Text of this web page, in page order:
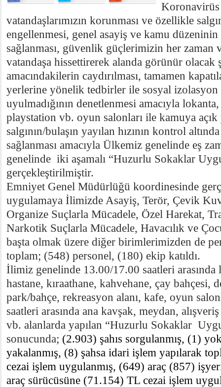
Koronavirüs
vatandaşlarımızın korunması ve özellikle
engellenmesi, genel asayiş ve kamu düzeninin
sağlanması, güvenlik güçlerimizin her zaman
vatandaşa hissettirerek alanda görünür olacak
amacındakilerin caydırılması, tamamen
yerlerine yönelik tedbirler ile sosyal
uyulmadığının denetlenmesi amacıyla
playstation vb. oyun salonları ile kamuya
salgının/bulaşın yayılan hızının kontrol
sağlanması amacıyla Ülkemiz genelinde eş
genelinde iki aşamalı “Huzurlu Sokaklar
gerçekleştirilmiştir.
Emniyet Genel Müdürlüğü koordinesinde
uygulamaya İlimizde Asayiş, Terör, Çevik
Organize Suçlarla Mücadele, Özel Harekat,
Narkotik Suçlarla Mücadele, Havacılık ve
başta olmak üzere diğer birimlerimizden de
toplam; (548) personel, (180) ekip katıldı.
İlimiz genelinde 13.00/17.00 saatleri arasında
hastane, kıraathane, kahvehane, çay bahçesi,
park/bahçe, rekreasyon alanı, kafe, oyun
saatleri arasında ana kavşak, meydan,
vb. alanlarda yapılan “Huzurlu Sokaklar
sonucunda; (2.903) şahıs sorgulanmış, (1)
yakalanmış, (8) şahsa idari işlem yapılarak
cezai işlem uygulanmış, (649) araç (857)
araç sürücüsüne (71.154) TL cezai işlem